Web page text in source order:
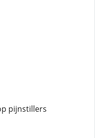
pijnstillers